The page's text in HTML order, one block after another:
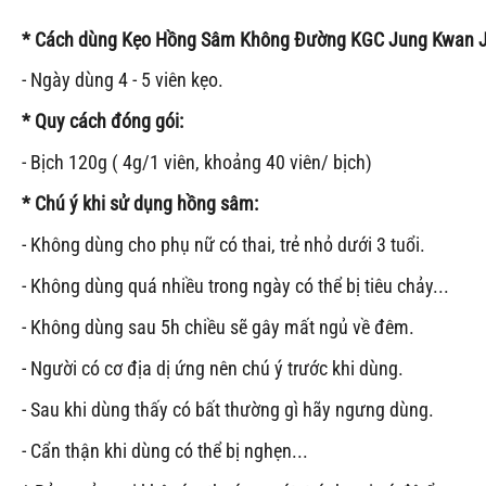
* Cách dùng Kẹo Hồng Sâm Không Đường KGC Jung Kwan
- Ngày dùng 4 - 5 viên kẹo.
* Quy cách đóng gói:
- Bịch 120g ( 4g/1 viên, khoảng 40 viên/ bịch)
* Chú ý khi sử dụng hồng sâm:
- Không dùng cho phụ nữ có thai, trẻ nhỏ dưới 3 tuổi.
- Không dùng quá nhiều trong ngày có thể bị tiêu chảy...
- Không dùng sau 5h chiều sẽ gây mất ngủ về đêm.
- Người có cơ địa dị ứng nên chú ý trước khi dùng.
- Sau khi dùng thấy có bất thường gì hãy ngưng dùng.
- Cẩn thận khi dùng có thể bị nghẹn...